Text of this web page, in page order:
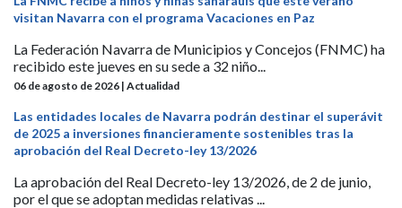
visitan Navarra con el programa Vacaciones en Paz
La Federación Navarra de Municipios y Concejos (FNMC) ha
recibido este jueves en su sede a 32 niño...
06 de agosto de 2026 | Actualidad
Las entidades locales de Navarra podrán destinar el superávit
de 2025 a inversiones financieramente sostenibles tras la
aprobación del Real Decreto-ley 13/2026
La aprobación del Real Decreto-ley 13/2026, de 2 de junio,
por el que se adoptan medidas relativas ...